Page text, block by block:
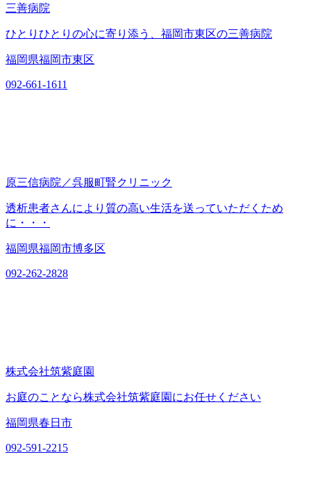
三善病院
ひとりひとりの心に寄り添う、福岡市東区の三善病院
福岡県福岡市東区
092-661-1611
原三信病院／呉服町腎クリニック
透析患者さんにより質の高い生活を送っていただくため
に・・・
福岡県福岡市博多区
092-262-2828
株式会社筑紫庭園
お庭のことなら株式会社筑紫庭園にお任せください
福岡県春日市
092-591-2215